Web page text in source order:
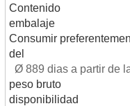
Contenido
embalaje
Consumir
del
Ø 889 dias a partir de
peso bruto
disponibilidad